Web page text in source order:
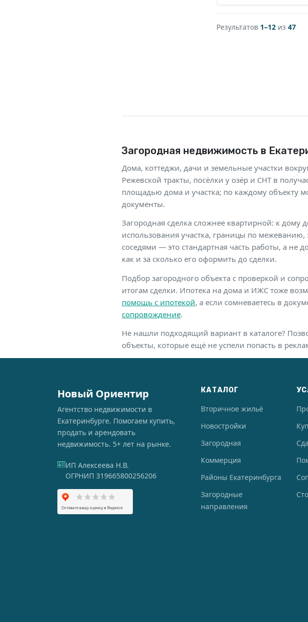
Результатов 1–12 из 47
Загородная недвижимость в
Дома, коттеджи, дачи и земельные участки
Режевской тракты, посёлки у озёр и СНТ в
площадью дома и участка; по каждому объекту
документы.
Загородная сделка сложнее квартирной: к
использования участка, границы по
соседями — это стандартная часть работы, а не
как и за сколько его оформить до сделки.
Подбор загородного объекта с проверкой и
итогам сделки. Ипотека на дома и ИЖС тоже
помощь с ипотекой, а если сомневаетесь в
сопровождение.
Не нашли подходящий вариант в каталоге?
объекты, которые ещё не успели попасть в
Новый Ориентир
Агентство недвижимости в
Екатеринбурге. Помогаем купить,
продать и арендовать
недвижимость. 5+ лет на рынке.
ИП Алексеева Н.В.
ОГРНИП 319665800256206
КАТАЛОГ
Вторичное жильё
Новостройки
Загородная
Коммерция
Районы Екатеринбурга
Загородные
направления